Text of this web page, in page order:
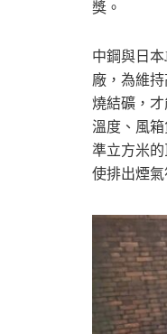
獎。
中鋼與日
廠，為維
燒結礦，
溫度、風
準立方米
使排出煙